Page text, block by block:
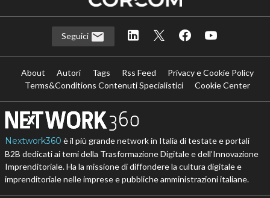
Seguici
About Autori Tags Rss Feed
Privacy e Cookie Policy
Terms&Conditions Contenuti Specialistici
Cookie Center
Nextwork360 è il più grande network in Italia di testate e portali
B2B dedicati ai temi della Trasformazione Digitale e dell’Innovazione
Imprenditoriale. Ha la missione di diffondere la cultura digitale e
imprenditoriale nelle imprese e pubbliche amministrazioni italiane.